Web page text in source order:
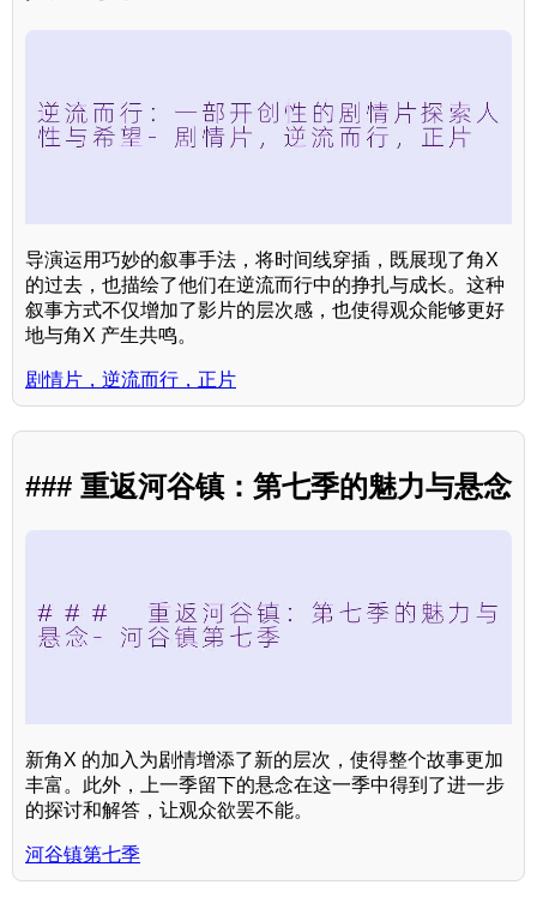
导演运用巧妙的叙事手法，将时间线穿插，既展现了角X
的过去，也描绘了他们在逆流而行中的挣扎与成长。这种
叙事方式不仅增加了影片的层次感，也使得观众能够更好
地与角X 产生共鸣。
剧情片，逆流而行，正片
### 重返河谷镇：第七季的魅力与悬念
新角X 的加入为剧情增添了新的层次，使得整个故事更加
丰富。此外，上一季留下的悬念在这一季中得到了进一步
的探讨和解答，让观众欲罢不能。
河谷镇第七季